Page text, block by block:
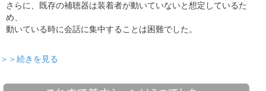
さらに、既存の補聴器は装着者が動いていないと想定しているた
め、
動いている時に会話に集中することは困難でした。
＞＞続きを見る